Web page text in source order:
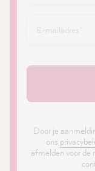
Door je
ons
afmelden voor de